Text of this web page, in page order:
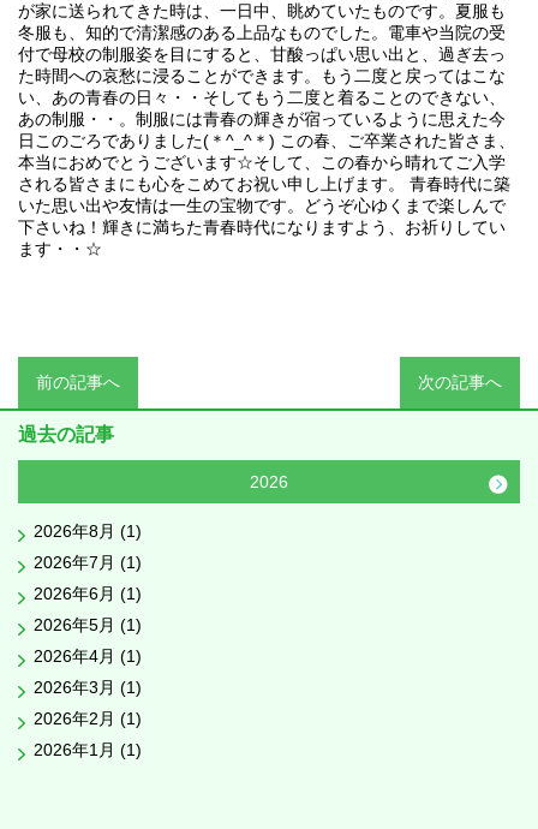
が家に送られてきた時は、一日中、眺めていたものです。夏服も
冬服も、知的で清潔感のある上品なものでした。電車や当院の受
付で母校の制服姿を目にすると、甘酸っぱい思い出と、過ぎ去っ
た時間への哀愁に浸ることができます。もう二度と戻ってはこな
い、あの青春の日々・・そしてもう二度と着ることのできない、
あの制服・・。制服には青春の輝きが宿っているように思えた今
日このごろでありました(＊^_^＊) この春、ご卒業された皆さま、
本当におめでとうございます☆そして、この春から晴れてご入学
される皆さまにも心をこめてお祝い申し上げます。 青春時代に築
いた思い出や友情は一生の宝物です。どうぞ心ゆくまで楽しんで
下さいね！輝きに満ちた青春時代になりますよう、お祈りしてい
ます・・☆
前の記事へ 次の記事へ
過去の記事
2026
2026年8月 (1)
2026年7月 (1)
2026年6月 (1)
2026年5月 (1)
2026年4月 (1)
2026年3月 (1)
2026年2月 (1)
2026年1月 (1)